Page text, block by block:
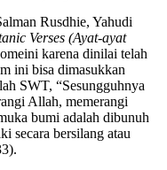
Rusdhie, Yahudi
Verses (Ayat-ayat
karena dinilai telah
ini bisa dimasukkan
SWT, “Sesungguhnya
Allah, memerangi
bumi adalah dibunuh
secara bersilang atau